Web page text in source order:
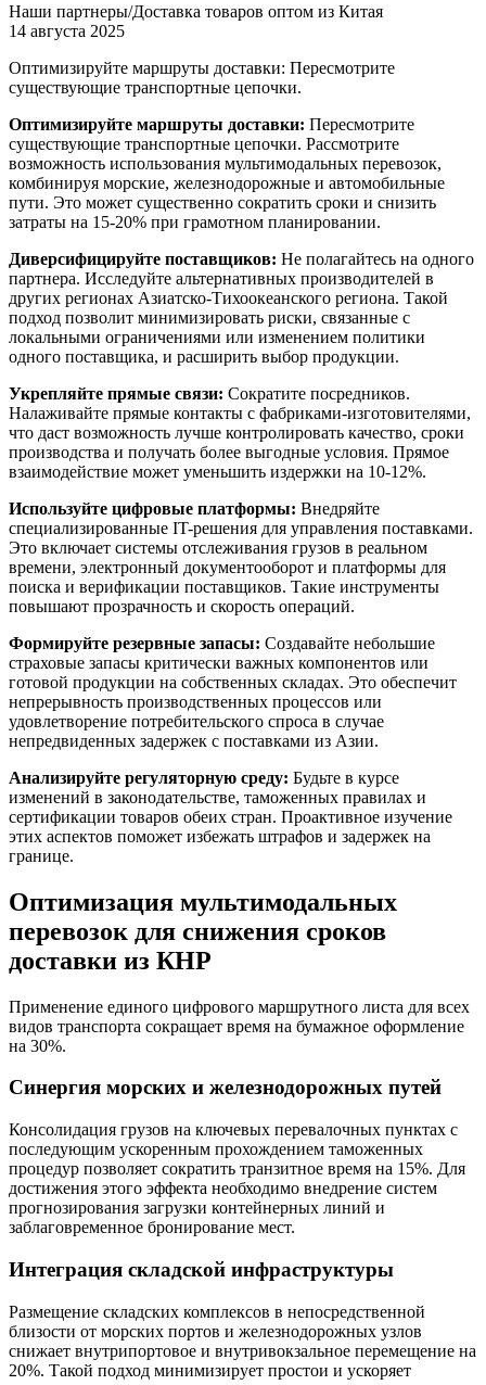
Наши партнеры/Доставка товаров оптом из Китая
14 августа 2025
Оптимизируйте маршруты доставки: Пересмотрите
существующие транспортные цепочки.
Оптимизируйте маршруты доставки: Пересмотрите
существующие транспортные цепочки. Рассмотрите
возможность использования мультимодальных перевозок,
комбинируя морские, железнодорожные и автомобильные
пути. Это может существенно сократить сроки и снизить
затраты на 15-20% при грамотном планировании.
Диверсифицируйте поставщиков: Не полагайтесь на одного
партнера. Исследуйте альтернативных производителей в
других регионах Азиатско-Тихоокеанского региона. Такой
подход позволит минимизировать риски, связанные с
локальными ограничениями или изменением политики
одного поставщика, и расширить выбор продукции.
Укрепляйте прямые связи: Сократите посредников.
Налаживайте прямые контакты с фабриками-изготовителями,
что даст возможность лучше контролировать качество, сроки
производства и получать более выгодные условия. Прямое
взаимодействие может уменьшить издержки на 10-12%.
Используйте цифровые платформы: Внедряйте
специализированные IT-решения для управления поставками.
Это включает системы отслеживания грузов в реальном
времени, электронный документооборот и платформы для
поиска и верификации поставщиков. Такие инструменты
повышают прозрачность и скорость операций.
Формируйте резервные запасы: Создавайте небольшие
страховые запасы критически важных компонентов или
готовой продукции на собственных складах. Это обеспечит
непрерывность производственных процессов или
удовлетворение потребительского спроса в случае
непредвиденных задержек с поставками из Азии.
Анализируйте регуляторную среду: Будьте в курсе
изменений в законодательстве, таможенных правилах и
сертификации товаров обеих стран. Проактивное изучение
этих аспектов поможет избежать штрафов и задержек на
границе.
Оптимизация мультимодальных
перевозок для снижения сроков
доставки из КНР
Применение единого цифрового маршрутного листа для всех
видов транспорта сокращает время на бумажное оформление
на 30%.
Синергия морских и железнодорожных путей
Консолидация грузов на ключевых перевалочных пунктах с
последующим ускоренным прохождением таможенных
процедур позволяет сократить транзитное время на 15%. Для
достижения этого эффекта необходимо внедрение систем
прогнозирования загрузки контейнерных линий и
заблаговременное бронирование мест.
Интеграция складской инфраструктуры
Размещение складских комплексов в непосредственной
близости от морских портов и железнодорожных узлов
снижает внутрипортовое и внутривокзальное перемещение на
20%. Такой подход минимизирует простои и ускоряет